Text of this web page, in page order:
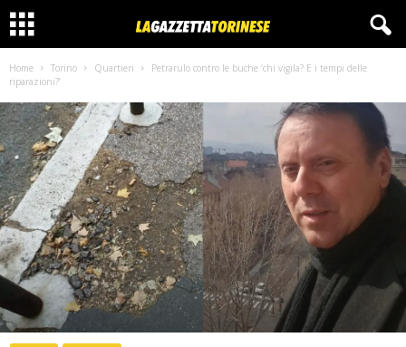
Home Torino Quartieri
Petrarulo contro le buche ‘chi vigila? E i tempi delle
riparazioni?’